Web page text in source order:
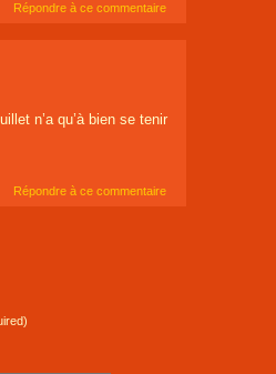
Répondre à ce commentaire
n’a qu’à bien se tenir
Répondre à ce commentaire